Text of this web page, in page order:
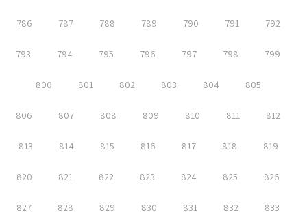
786 787 788 789 790 791 792
793 794 795 796 797 798 799
800 801 802 803 804 805
806 807 808 809 810 811 812
813 814 815 816 817 818 819
820 821 822 823 824 825 826
827 828 829 830 831 832 833